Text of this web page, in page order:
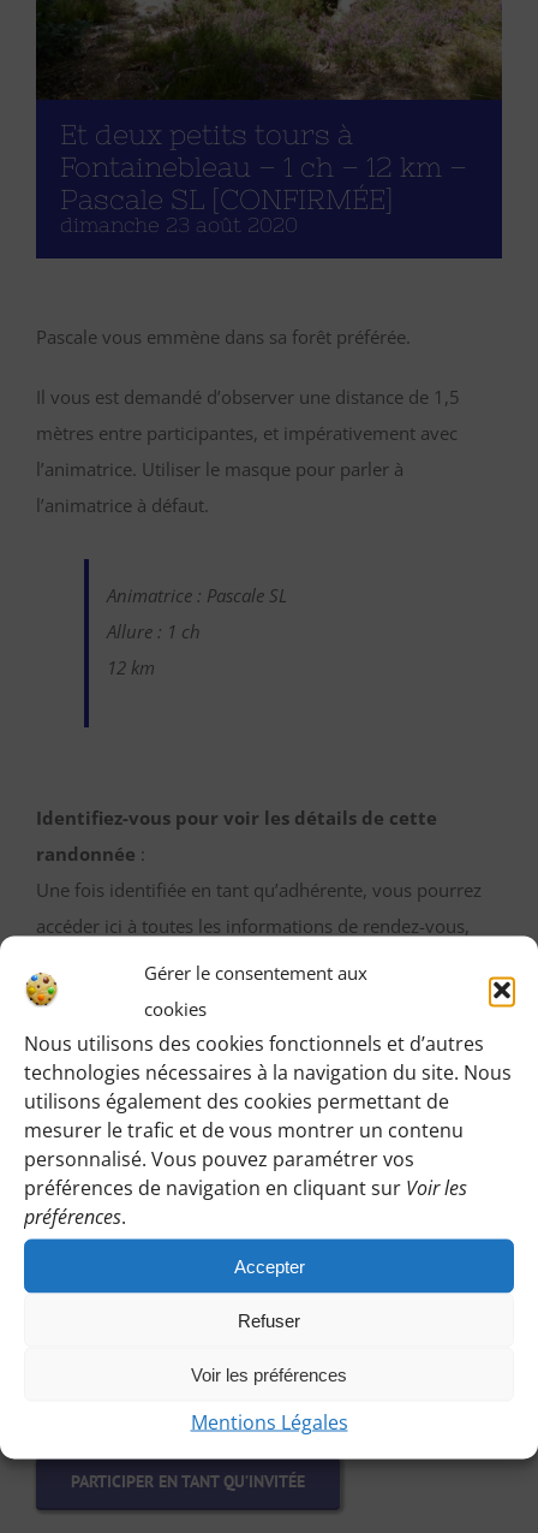
Gérer le consentement aux
cookies
Nous utilisons des cookies fonctionnels et d’autres
technologies nécessaires à la navigation du site. Nous
utilisons également des cookies permettant de
mesurer le trafic et de vous montrer un contenu
personnalisé. Vous pouvez paramétrer vos
préférences de navigation en cliquant sur Voir les
préférences.
Accepter
Refuser
Voir les préférences
Mentions Légales
Et deux petits tours à
Fontainebleau – 1 ch – 12 km –
Pascale SL [CONFIRMÉE]
dimanche 23 août 2020
Pascale vous emmène dans sa forêt préférée.
Il vous est demandé d’observer une distance de 1,5
mètres entre participantes, et impérativement avec
l’animatrice. Utiliser le masque pour parler à
l’animatrice à défaut.
Animatrice : Pascale SL
Allure : 1 ch
12 km
Identifiez-vous pour voir les détails de cette
randonnée :
Une fois identifiée en tant qu’adhérente, vous pourrez
accéder ici à toutes les informations de rendez-vous,
horaires, lieux etc.
Vous pouvez participer à une randonnée d’essai
sans engagement de votre part :
Cliquez sur le bouton ci-dessous et indiquez-nous votre
choix en laissant vos coordonnées pour que l’on puisse
a temps, contactez-nous au plus tard le vendredi
précédent la randonnée.
PARTICIPER EN TANT QU’INVITÉE